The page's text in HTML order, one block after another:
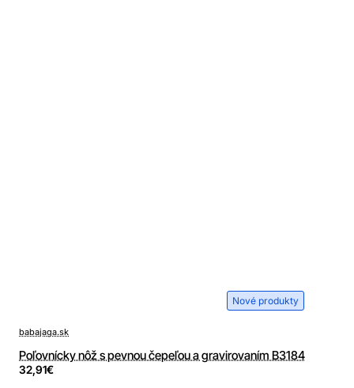
Nové produkty
babajaga.sk
Poľovnícky nôž s pevnou čepeľou a gravirovaním B3184
32,91€